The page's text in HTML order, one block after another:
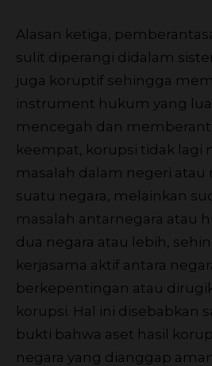
Alasan ketiga,
sulit diperangi didalam
juga koruptif sehingga
instrument hukum yang
mencegah dan
keempat, korupsi tidak lagi
masalah dalam negeri atau
suatu negara, melainkan
masalah antarnegara atau
dua negara atau lebih,
kerjasama aktif antara
berkepentingan atau
korupsi. Hal ini disebabkan
bukti bahwa aset hasil
negara yang dianggap